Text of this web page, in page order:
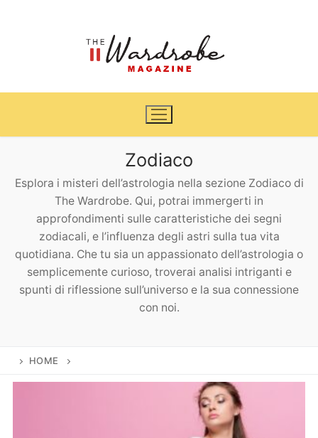
News
Cinema e TV
Casa & Giardino
DIY
Viaggi
Zodiaco
Esplora i misteri dell’astrologia nella sezione Zodiaco di
The Wardrobe. Qui, potrai immergerti in
approfondimenti sulle caratteristiche dei segni
zodiacali, e l’influenza degli astri sulla tua vita
quotidiana. Che tu sia un appassionato dell’astrologia o
semplicemente curioso, troverai analisi intriganti e
spunti di riflessione sull’universo e la sua connessione
con noi.
HOME